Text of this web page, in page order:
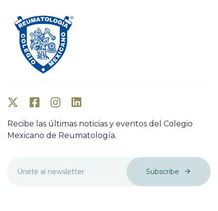
Recibe las últimas noticias y eventos del Colegio
Mexicano de Reumatología.
Subscribe